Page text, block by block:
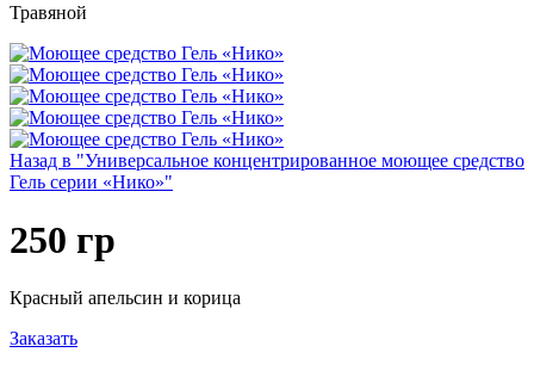
Травяной
Назад в "Универсальное концентрированное моющее средство
Гель серии «Нико»"
250 гр
Красный апельсин и корица
Заказать